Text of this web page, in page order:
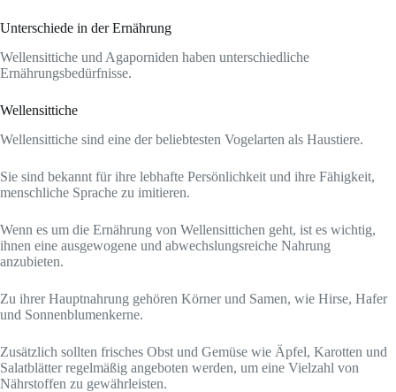
Unterschiede in der Ernährung
Wellensittiche und Agaporniden haben unterschiedliche
Ernährungsbedürfnisse.
Wellensittiche
Wellensittiche sind eine der beliebtesten Vogelarten als Haustiere.
Sie sind bekannt für ihre lebhafte Persönlichkeit und ihre Fähigkeit,
menschliche Sprache zu imitieren.
Wenn es um die Ernährung von Wellensittichen geht, ist es wichtig,
ihnen eine ausgewogene und abwechslungsreiche Nahrung
anzubieten.
Zu ihrer Hauptnahrung gehören Körner und Samen, wie Hirse, Hafer
und Sonnenblumenkerne.
Zusätzlich sollten frisches Obst und Gemüse wie Äpfel, Karotten und
Salatblätter regelmäßig angeboten werden, um eine Vielzahl von
Nährstoffen zu gewährleisten.